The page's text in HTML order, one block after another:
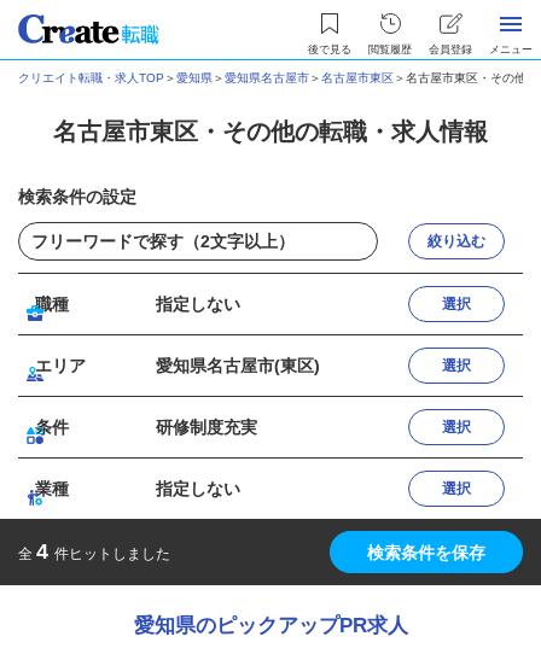
後で見る 閲覧履歴 会員登録 メニュー
クリエイト転職・求人TOP ＞愛知県＞愛知県名古屋市＞名古屋市東区＞名古屋市東区・その他
名古屋市東区・その他の転職・求人情報
検索条件の設定
絞り込む
職種 指定しない 選択
エリア 愛知県名古屋市(東区) 選択
条件 研修制度充実 選択
業種 指定しない 選択
全 4 件ヒットしました 検索条件を保存
愛知県のピックアップPR求人